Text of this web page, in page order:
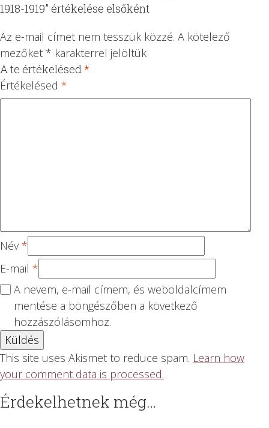
1918-1919” értékelése elsőként
Az e-mail címet nem tesszük közzé. A kötelező
mezőket * karakterrel jelöltük
A te értékelésed *
csllallallalla
Értékelésed *
Név *
E-mail *
A nevem, e-mail címem, és weboldalcímem
mentése a böngészőben a következő
hozzászólásomhoz.
This site uses Akismet to reduce spam. Learn how
your comment data is processed.
Érdekelhetnek még…